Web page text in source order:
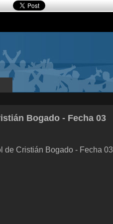
Bogado - Fecha 03
de Cristián Bogado - Fecha 03